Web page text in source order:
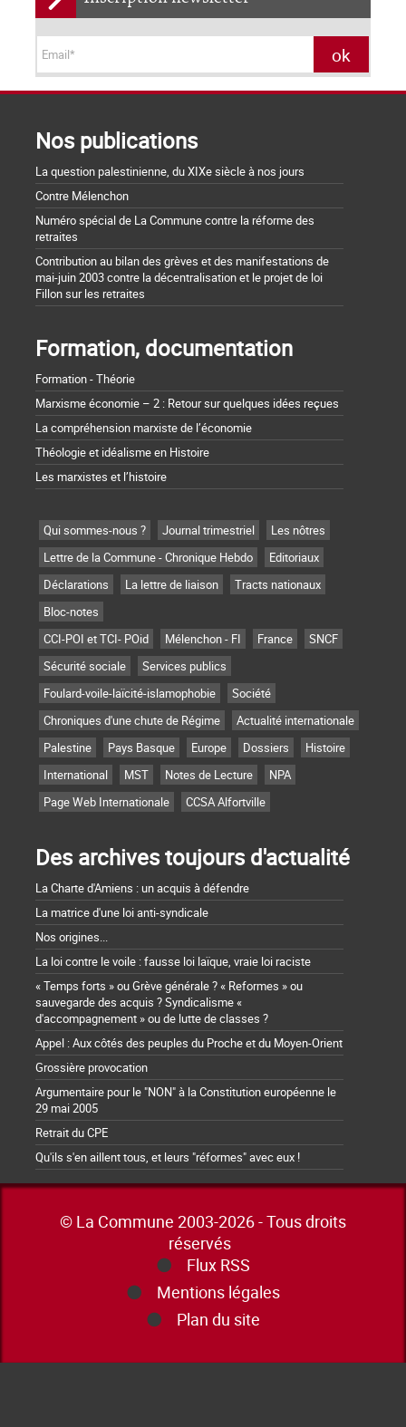
Nos publications
La question palestinienne, du XIXe siècle à nos jours
Contre Mélenchon
Numéro spécial de La Commune contre la réforme des
retraites
Contribution au bilan des grèves et des manifestations de
mai-juin 2003 contre la décentralisation et le projet de loi
Fillon sur les retraites
Formation, documentation
Formation - Théorie
Marxisme économie – 2 : Retour sur quelques idées reçues
La compréhension marxiste de l’économie
Théologie et idéalisme en Histoire
Les marxistes et l’histoire
Qui sommes-nous ? Journal trimestriel
Les nôtres
Lettre de la Commune - Chronique Hebdo
Editoriaux
Déclarations
La lettre de liaison
Tracts nationaux
Bloc-notes
CCI-POI et TCI- POid
Mélenchon - FI France
SNCF
Sécurité sociale
Services publics
Foulard-voile-laïcité-islamophobie
Société
Chroniques d'une chute de Régime
Actualité internationale
Palestine
Pays Basque Europe Dossiers
Histoire
International
MST Notes de Lecture
NPA
Page Web Internationale
CCSA Alfortville
Des archives toujours d'actualité
La Charte d'Amiens : un acquis à défendre
La matrice d'une loi anti-syndicale
Nos origines...
La loi contre le voile : fausse loi laïque, vraie loi raciste
« Temps forts » ou Grève générale ? « Reformes » ou
sauvegarde des acquis ? Syndicalisme «
d'accompagnement » ou de lutte de classes ?
Appel : Aux côtés des peuples du Proche et du Moyen-Orient
Grossière provocation
Argumentaire pour le "NON" à la Constitution européenne le
29 mai 2005
Retrait du CPE
Qu'ils s'en aillent tous, et leurs "réformes" avec eux !
© La Commune 2003-2026 - Tous droits
réservés
Flux RSS
Mentions légales
Plan du site